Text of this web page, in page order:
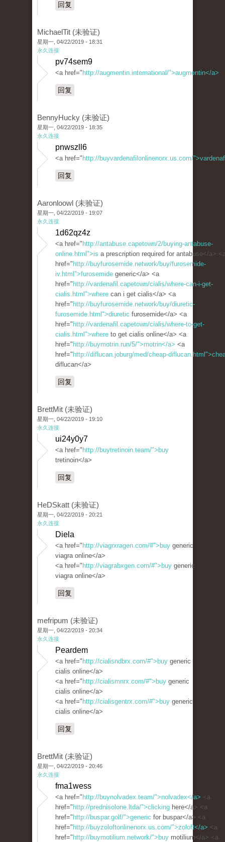
回复
MichaelTit (未验证)
星期一, 04/22/2019 - 18:31
永久连接
pv74sem9
<a href=" http://augmentin.international/">augmentin</a>
回复
BennyHucky (未验证)
星期一, 04/22/2019 - 18:35
永久连接
pnwszll6
<a href=" http://buyvardenafilonlinenorx.us.com/
回复
Aaronloowl (未验证)
星期一, 04/22/2019 - 19:07
永久连接
1d62qz4z
<a href=" http://antabuse.capetown/2/buying-antabuse-
online.html">is a prescription required for antabuse</a>
href=" http://buyfurosemide.network/buy/furosemide-
iv.html">furosemide generic</a> <a
href=" http://vardenafil.capetown/cialis/where-can-i-get-
cialis.html">where can i get cialis</a> <a
href=" http://buyfurosemide.network/buy/diuretic-
furosemide.html">diuretic furosemide</a> <a
href=" http://vardenafil.capetown/cialis/where-to-get-
cialis.html">where to get cialis online</a> <a
href=" http://buymotrin.run/5/">motrin</a> <a
href=" http://diflucan.joburg/med/cheap-
diflucan</a>
回复
BrettMit (未验证)
星期一, 04/22/2019 - 19:10
永久连接
ui24y0y7
<a href=" http://buytretinoin.team/">buy
tretinoin</a>
回复
HeDSkatt (未验证)
星期一, 04/22/2019 - 20:21
永久连接
Diela
<a href=" http://viagrxragen.com/#">buy generic
viagra online</a>
<a href=" http://viagrabxgen.com/#">buy generic
viagra online</a>
回复
mefripum (未验证)
星期一, 04/22/2019 - 20:34
永久连接
Peardem
<a href=" http://cialisndbrx.com/#">buy generic
cialis online</a>
<a href=" http://cialismnrx.com/#">buy generic
cialis online</a>
<a href=" http://cialisgentrx.com/#">buy generic
cialis online</a>
回复
BrettMit (未验证)
星期一, 04/22/2019 - 20:46
永久连接
fma1wess
<a href=" http://buynolvadex.team/">nolvadex</a> <a
href=" http://prednisolone.ltda/">clicking here</a> <a
href=" http://buspar.golf/">generic for buspar</a> <a
href=" http://buyzoloftonlinenorx.us.com/">zoloft</a> <a
href=" http://buymotilium.network/">buy motilium</a> <a